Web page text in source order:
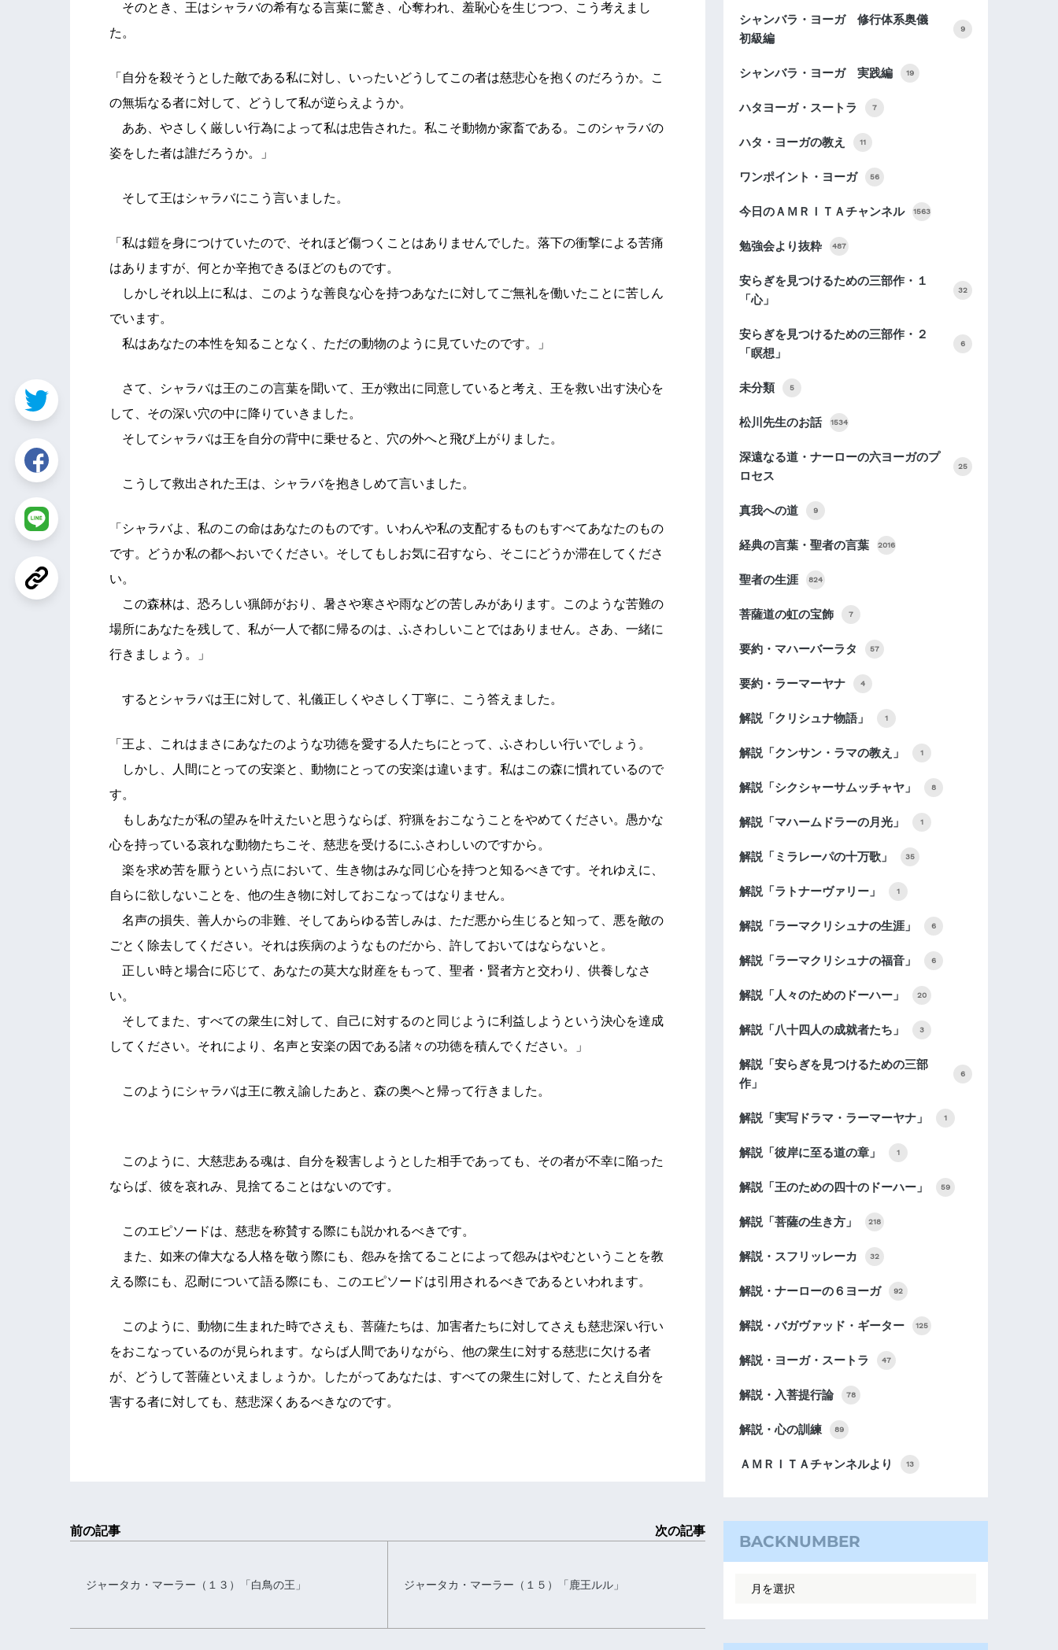
そのとき、王はシャラバの希有なる言葉に驚き、心奪われ、羞恥心を生じつつ、こう考えまし
た。
「自分を殺そうとした敵である私に対し、いったいどうしてこの者は慈悲心を抱くのだろうか。こ
の無垢なる者に対して、どうして私が逆らえようか。
ああ、やさしく厳しい行為によって私は忠告された。私こそ動物か家畜である。このシャラバの
姿をした者は誰だろうか。」
そして王はシャラバにこう言いました。
「私は鎧を身につけていたので、それほど傷つくことはありませんでした。落下の衝撃による苦痛
はありますが、何とか辛抱できるほどのものです。
しかしそれ以上に私は、このような善良な心を持つあなたに対してご無礼を働いたことに苦しん
でいます。
私はあなたの本性を知ることなく、ただの動物のように見ていたのです。」
さて、シャラバは王のこの言葉を聞いて、王が救出に同意していると考え、王を救い出す決心を
して、その深い穴の中に降りていきました。
そしてシャラバは王を自分の背中に乗せると、穴の外へと飛び上がりました。
こうして救出された王は、シャラバを抱きしめて言いました。
「シャラバよ、私のこの命はあなたのものです。いわんや私の支配するものもすべてあなたのもの
です。どうか私の都へおいでください。そしてもしお気に召すなら、そこにどうか滞在してくださ
い。
この森林は、恐ろしい猟師がおり、暑さや寒さや雨などの苦しみがあります。このような苦難の
場所にあなたを残して、私が一人で都に帰るのは、ふさわしいことではありません。さあ、一緒に
行きましょう。」
するとシャラバは王に対して、礼儀正しくやさしく丁寧に、こう答えました。
「王よ、これはまさにあなたのような功徳を愛する人たちにとって、ふさわしい行いでしょう。
しかし、人間にとっての安楽と、動物にとっての安楽は違います。私はこの森に慣れているので
す。
もしあなたが私の望みを叶えたいと思うならば、狩猟をおこなうことをやめてください。愚かな
心を持っている哀れな動物たちこそ、慈悲を受けるにふさわしいのですから。
楽を求め苦を厭うという点において、生き物はみな同じ心を持つと知るべきです。それゆえに、
自らに欲しないことを、他の生き物に対しておこなってはなりません。
名声の損失、善人からの非難、そしてあらゆる苦しみは、ただ悪から生じると知って、悪を敵の
ごとく除去してください。それは疾病のようなものだから、許しておいてはならないと。
正しい時と場合に応じて、あなたの莫大な財産をもって、聖者・賢者方と交わり、供養しなさ
い。
そしてまた、すべての衆生に対して、自己に対するのと同じように利益しようという決心を達成
してください。それにより、名声と安楽の因である諸々の功徳を積んでください。」
このようにシャラバは王に教え諭したあと、森の奥へと帰って行きました。
このように、大慈悲ある魂は、自分を殺害しようとした相手であっても、その者が不幸に陥った
ならば、彼を哀れみ、見捨てることはないのです。
このエピソードは、慈悲を称賛する際にも説かれるべきです。
また、如来の偉大なる人格を敬う際にも、怨みを捨てることによって怨みはやむということを教
える際にも、忍耐について語る際にも、このエピソードは引用されるべきであるといわれます。
このように、動物に生まれた時でさえも、菩薩たちは、加害者たちに対してさえも慈悲深い行い
をおこなっているのが見られます。ならば人間でありながら、他の衆生に対する慈悲に欠ける者
が、どうして菩薩といえましょうか。したがってあなたは、すべての衆生に対して、たとえ自分を
害する者に対しても、慈悲深くあるべきなのです。
前の記事
ジャータカ・マーラー（１３）「白鳥の王」
次の記事
ジャータカ・マーラー（１５）「鹿王ルル」
シャンバラ・ヨーガ 修行体系奥儀
初級編
9
シャンバラ・ヨーガ 実践編 19
ハタヨーガ・スートラ 7
ハタ・ヨーガの教え 11
ワンポイント・ヨーガ 56
今日のＡＭＲＩＴＡチャンネル 1563
勉強会より抜粋 487
安らぎを見つけるための三部作・１
「心」
32
安らぎを見つけるための三部作・２
「瞑想」
6
未分類 5
松川先生のお話 1534
深遠なる道・ナーローの六ヨーガのプ
ロセス
25
真我への道 9
経典の言葉・聖者の言葉 2016
聖者の生涯 824
菩薩道の虹の宝飾 7
要約・マハーバーラタ 57
要約・ラーマーヤナ 4
解説「クリシュナ物語」 1
解説「クンサン・ラマの教え」 1
解説「シクシャーサムッチャヤ」 8
解説「マハームドラーの月光」 1
解説「ミラレーパの十万歌」 35
解説「ラトナーヴァリー」 1
解説「ラーマクリシュナの生涯」 6
解説「ラーマクリシュナの福音」 6
解説「人々のためのドーハー」 20
解説「八十四人の成就者たち」 3
解説「安らぎを見つけるための三部
作」
6
解説「実写ドラマ・ラーマーヤナ」 1
解説「彼岸に至る道の章」 1
解説「王のための四十のドーハー」 59
解説「菩薩の生き方」 218
解説・スフリッレーカ 32
解説・ナーローの６ヨーガ 92
解説・バガヴァッド・ギーター 125
解説・ヨーガ・スートラ 47
解説・入菩提行論 78
解説・心の訓練 89
ＡＭＲＩＴＡチャンネルより 13
BACKNUMBER